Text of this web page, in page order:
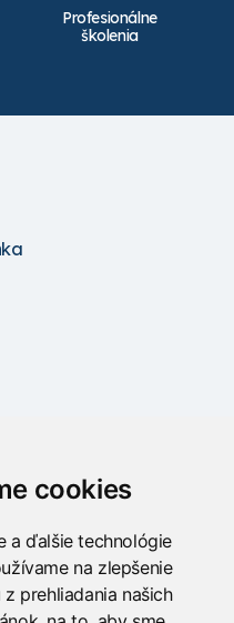
cookies
a ďalšie technológie
na zlepšenie
prehliadania našich
Profesionálne
školenia